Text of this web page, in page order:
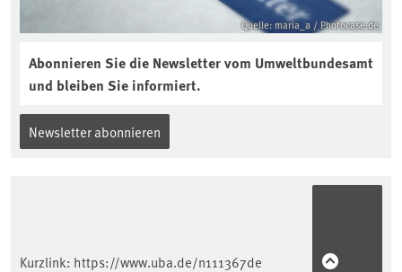
Quelle: maria_a / Photocase.de
Abonnieren Sie die Newsletter vom Umweltbundesamt
und bleiben Sie informiert.
Newsletter abonnieren
Kurzlink: https://www.uba.de/n111367de